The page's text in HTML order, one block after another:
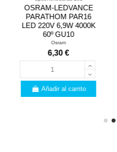
Ledvance classic p60
performance class
esférica led mate 220v
5,5w 2700k E14
LEDVANCE
8,51 €
Añadir al carrito